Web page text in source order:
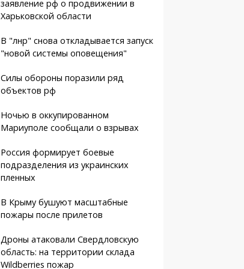
заявление рф о продвижении в
Харьковской области
В "лнр" снова откладывается запуск
"новой системы оповещения"
Силы обороны поразили ряд
объектов рф
Ночью в оккупированном
Мариуполе сообщали о взрывах
Россия формирует боевые
подразделения из украинских
пленных
В Крыму бушуют масштабные
пожары после прилетов
Дроны атаковали Свердловскую
область: на территории склада
Wildberries пожар